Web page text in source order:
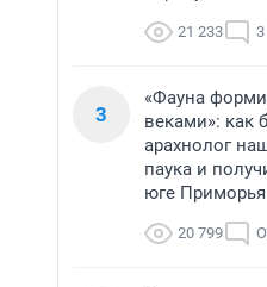
21 233 3
3
«Фауна
веками»: как
арахнолог
паука и
юге Приморья
20 799